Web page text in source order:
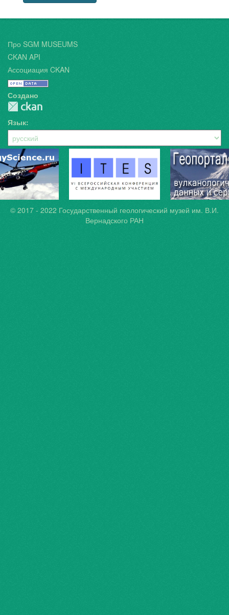
Про SGM MUSEUMS
CKAN API
Ассоциация CKAN
Создано
Язык
© 2017 - 2022 Государственный геологический музей им. В.И.
Вернадского РАН